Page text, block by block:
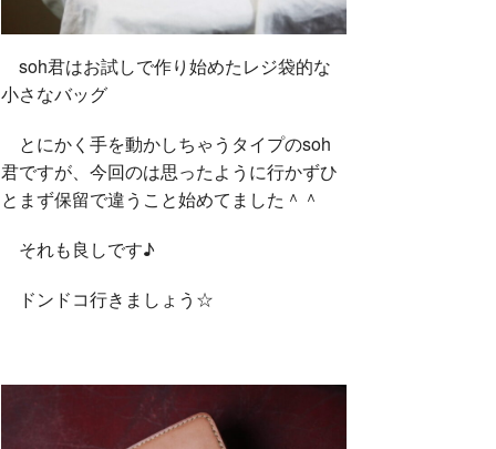
soh君はお試しで作り始めたレジ袋的な
小さなバッグ
とにかく手を動かしちゃうタイプのsoh
君ですが、今回のは思ったように行かずひ
とまず保留で違うこと始めてました＾＾
それも良しです♪
ドンドコ行きましょう☆